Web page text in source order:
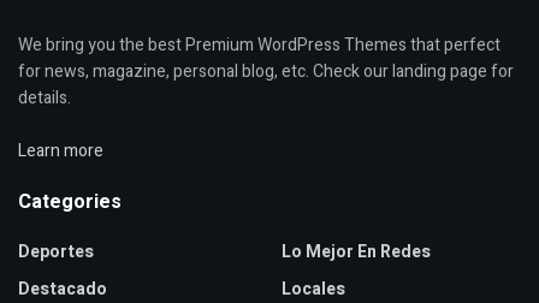
We bring you the best Premium WordPress Themes that perfect
for news, magazine, personal blog, etc. Check our landing page for
details.
Learn more
Categories
Deportes
Destacado
Lo Mejor En Redes
Locales